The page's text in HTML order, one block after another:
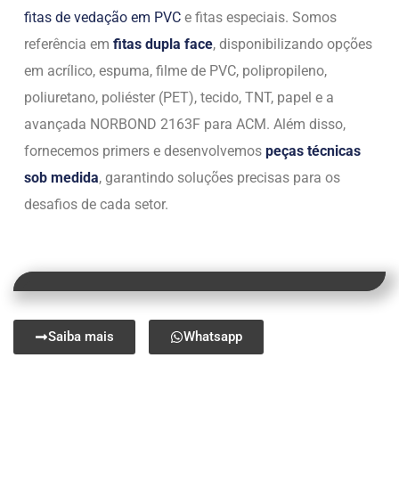
fitas de vedação em PVC e fitas especiais. Somos
referência em fitas dupla face, disponibilizando opções
em acrílico, espuma, filme de PVC, polipropileno,
poliuretano, poliéster (PET), tecido, TNT, papel e a
avançada NORBOND 2163F para ACM. Além disso,
fornecemos primers e desenvolvemos peças técnicas
sob medida, garantindo soluções precisas para os
desafios de cada setor.
Saiba mais Whatsapp